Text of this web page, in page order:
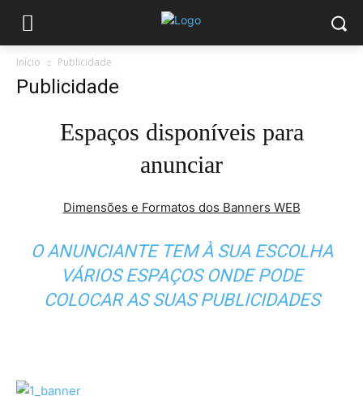
Início Publicidade
Publicidade
Espaços disponíveis para
anunciar
Dimensões e Formatos dos Banners WEB
O ANUNCIANTE TEM À SUA ESCOLHA
VÁRIOS ESPAÇOS ONDE PODE
COLOCAR AS SUAS PUBLICIDADES